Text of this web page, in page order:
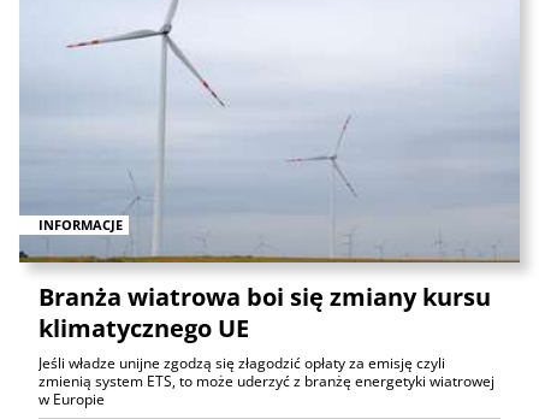
INFORMACJE
Branża wiatrowa boi się zmiany kursu
klimatycznego UE
Jeśli władze unijne zgodzą się złagodzić opłaty za emisję czyli
zmienią system ETS, to może uderzyć z branżę energetyki wiatrowej
w Europie